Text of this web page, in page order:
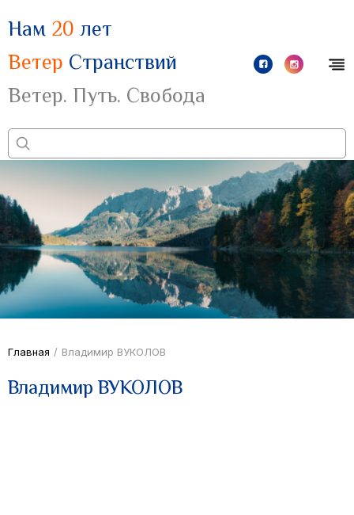
Нам 20 лет
Ветер Странствий
Ветер. Путь. Свобода
Главная / Владимир ВУКОЛОВ
Владимир ВУКОЛОВ